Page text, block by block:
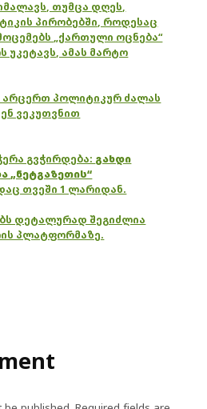
თუმცა დღეს,
პირობებში, როდესაც
„ქართული ოცნება“
უკეტავს, ამას მარტო
არცერთ პოლიტიკურ ძალას
ვეკუთვნით
გვჭირდება: გახდი
„ნეტგაზეთის“
თვეში 1 ლარიდან.
დეტალურად შეგიძლია
პლატფორმაზე.